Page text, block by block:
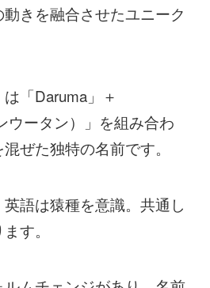
きを融合させたユニーク
「Daruma」＋
ウータン）」を組み合わ
ぜた独特の名前です。
語は猿種を意識。共通し
す。